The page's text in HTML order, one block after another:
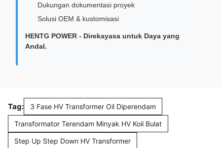
Dukungan dokumentasi proyek
Solusi OEM & kustomisasi
HENTG POWER - Direkayasa untuk Daya yang
Andal.
Tag: 3 Fase HV Transformer Oil Diperendam
Transformator Terendam Minyak HV Koil Bulat
Step Up Step Down HV Transformer